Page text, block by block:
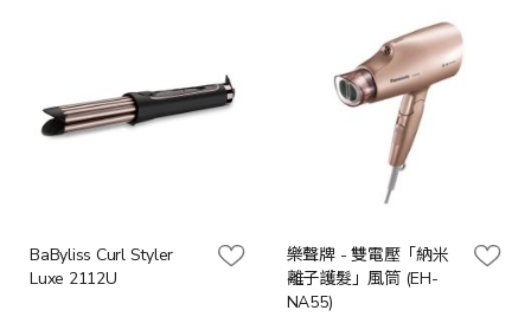
BaByliss Curl Styler
Luxe 2112U
樂聲牌 - 雙電壓「納米
離子護髮」風筒 (EH-
NA55)